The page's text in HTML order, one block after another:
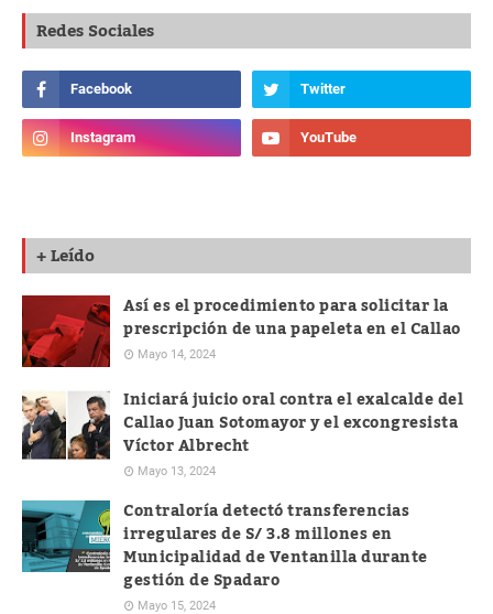
Redes Sociales
+ Leído
Así es el procedimiento para solicitar la
prescripción de una papeleta en el Callao
Mayo 14, 2024
Iniciará juicio oral contra el exalcalde del
Callao Juan Sotomayor y el excongresista
Víctor Albrecht
Mayo 13, 2024
Contraloría detectó transferencias
irregulares de S/ 3.8 millones en
Municipalidad de Ventanilla durante
gestión de Spadaro
Mayo 15, 2024